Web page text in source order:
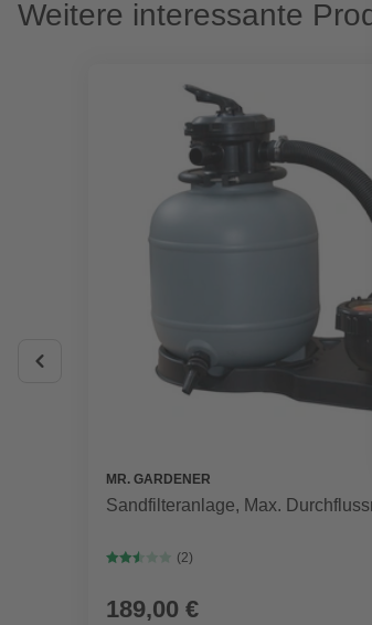
Weitere interessante
MR. GARDENER
Sandfilteranlage, Max.
(2)
189,00 €